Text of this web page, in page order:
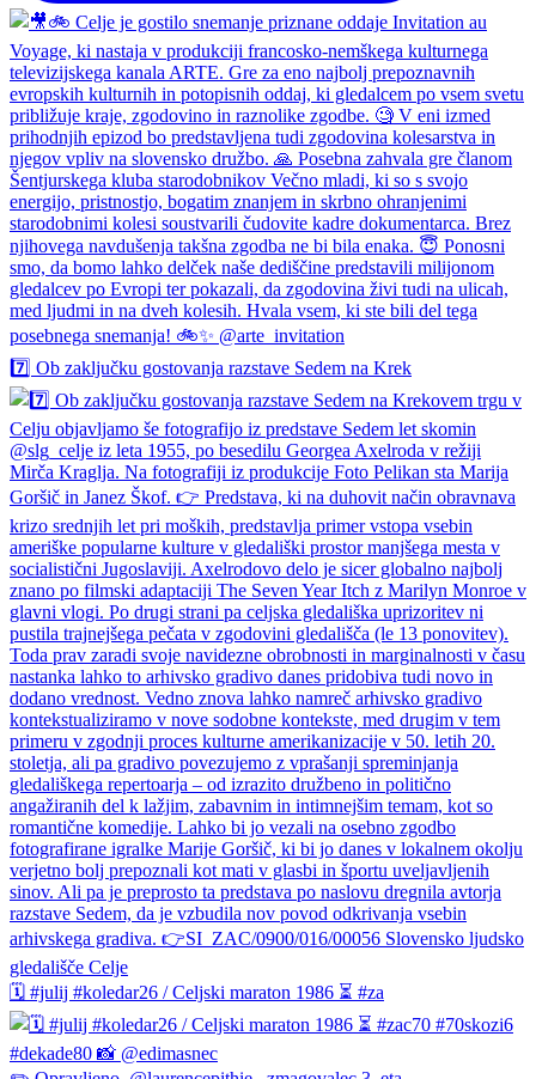
7️⃣ Ob zaključku gostovanja razstave Sedem na Krek
🗓️ #julij #koledar26 / Celjski maraton 1986 ⏳ #za